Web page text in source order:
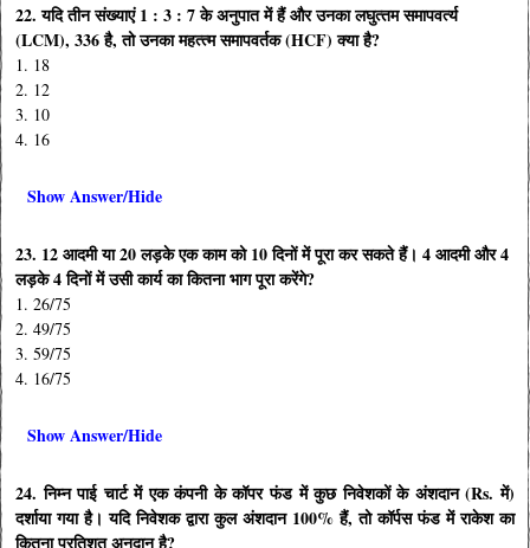
22. यदि तीन संख्याएं 1 : 3 : 7 के अनुपात में हैं और उनका लघुत्‍तम समापवर्त्‍य
(LCM), 336 है, तो उनका महत्‍त्‍म समापवर्तक (HCF) क्या है?
1. 18
2. 12
3. 10
4. 16
Show Answer/Hide
23. 12 आदमी या 20 लड़के एक काम को 10 दिनों में पूरा कर सकते हैं। 4 आदमी और 4
लड़के 4 दिनों में उसी कार्य का कितना भाग पूरा करेंगे?
1. 26/75
2. 49/75
3. 59/75
4. 16/75
Show Answer/Hide
24. निम्न पाई चार्ट में एक कंपनी के कॉपर फंड में कुछ निवेशकों के अंशदान (Rs. में)
दर्शाया गया है। यदि निवेशक द्वारा कुल अंशदान 100% हैं, तो कॉर्पस फंड में राकेश का
कितना प्रतिशत अनुदान है?